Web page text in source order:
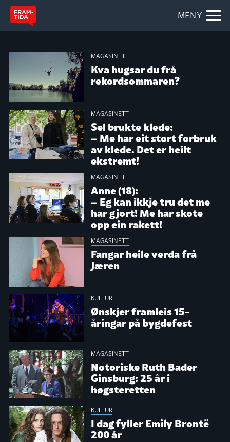
MENY
MAGASINETT
Kva hugsar du frå
rekordsommaren?
MAGASINETT
Sel brukte klede:
– Me har eit stort forbruk
av klede. Det er heilt
ekstremt!
MAGASINETT
Anne (18):
– Eg kan ikkje tru det me
har gjort! Me har skote
opp ein rakett!
MAGASINETT
Fangar heile verda frå
Jæren
KULTUR
Ønskjer framleis 15-
åringar på bygdefest
MAGASINETT
Notoriske Ruth Bader
Ginsburg: 25 år i
høgsteretten
KULTUR
I dag fyller Emily Brontë
200 år